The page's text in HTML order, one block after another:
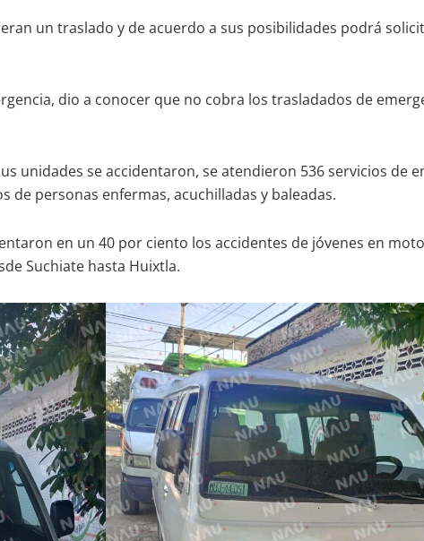
un traslado y de acuerdo a sus posibilidades podrá
dio a conocer que no cobra los trasladados de
unidades se accidentaron, se atendieron 536 servicios de
de personas enfermas, acuchilladas y baleadas.
en un 40 por ciento los accidentes de jóvenes en
Suchiate hasta Huixtla.